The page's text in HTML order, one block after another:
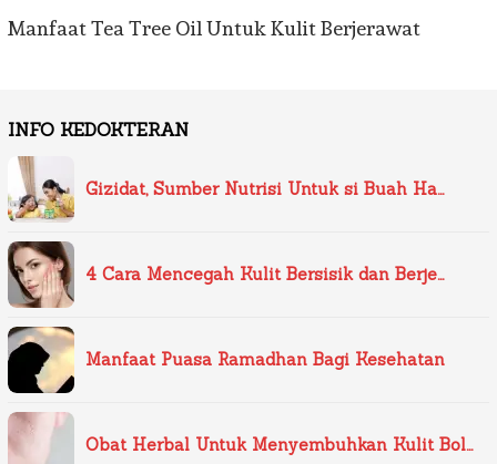
Manfaat Tea Tree Oil Untuk Kulit Berjerawat
INFO KEDOKTERAN
Gizidat, Sumber Nutrisi Untuk si Buah Ha…
4 Cara Mencegah Kulit Bersisik dan Berje…
Manfaat Puasa Ramadhan Bagi Kesehatan
Obat Herbal Untuk Menyembuhkan Kulit Bol…